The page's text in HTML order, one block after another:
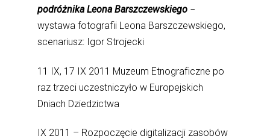
podróżnika Leona Barszczewskiego −
wystawa fotografii Leona Barszczewskiego,
scenariusz: Igor Strojecki
11 IX, 17 IX 2011 Muzeum Etnograficzne po
raz trzeci uczestniczyło w Europejskich
Dniach Dziedzictwa
IX 2011 – Rozpoczęcie digitalizacji zasobów